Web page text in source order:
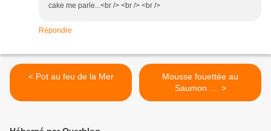
cake me parle...<br /> <br /> <br />
Répondre
< Pot au feu de la Mer
Mousse fouettée au
Saumon .... >